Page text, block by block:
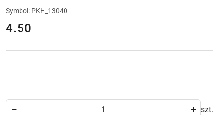
Symbol: PKH_13040
cena:
4.50
szt.